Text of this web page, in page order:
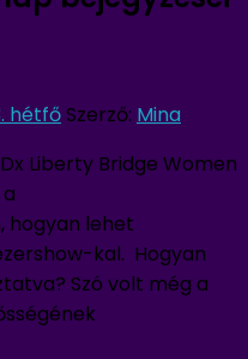
hétfő Szerző: Mina
Liberty Bridge Women
hogyan lehet
kal. Hogyan
Szó volt még a